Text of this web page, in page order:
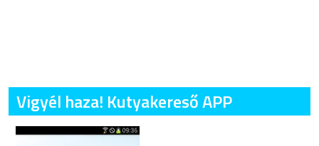
Vigyél haza! Kutyakereső APP